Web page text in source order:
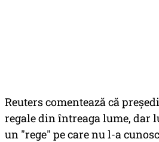
Reuters comentează că
regale din întreaga lume, dar
un "rege" pe care nu l-a